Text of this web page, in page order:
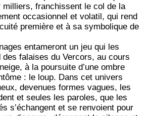
milliers, franchissent le col de la
occasionnel et volatil, qui rend
première et à sa symbolique de
entameront un jeu qui les
des falaises du Vercors, au cours
à la poursuite d’une ombre
: le loup. Dans cet univers
devenues formes vagues, les
et seules les paroles, que les
s’échangent et se renvoient pour